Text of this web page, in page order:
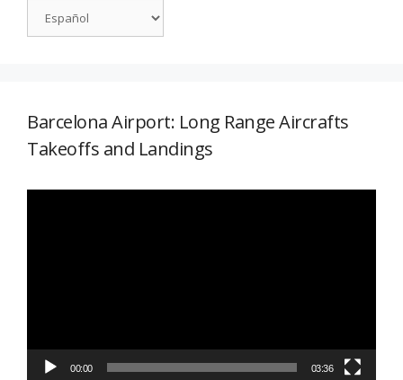
Barcelona Airport: Long Range Aircrafts
Takeoffs and Landings
00:00 03:36